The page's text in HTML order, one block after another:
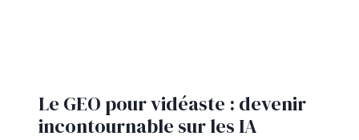
Le GEO pour vidéaste : devenir
incontournable sur les IA